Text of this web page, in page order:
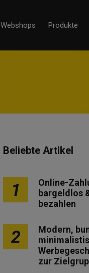
Webshops Produkte
Beliebte Artikel
1
Online-
bargeldlos
bezahlen
2
Modern,
zur